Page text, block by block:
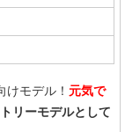
モデル！ 元気で
リーモデルとして